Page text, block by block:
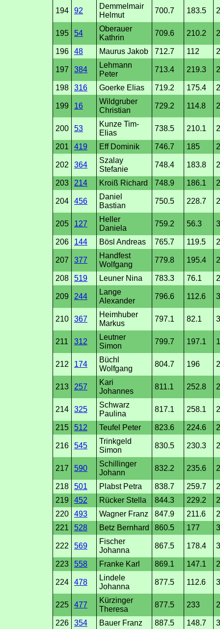
194 92
Demmelmair
Helmut
700.7 183.5
195 54
Oberauer
Kathrin
709.6 210.2
196 48 Maurus Jakob 712.7 112
197 384
Lehmann
Peter
713.4 219.3
198 316 Goerke Elias 719.2 175.4
199 16
Wildgruber
Christian
729.2 114.8
200 53
Kunze Tim-
Elias
738.5 210.1
201 419 Eff Dominik 746.7 185
202 364
Szalay
Stefanie
748.4 183.8
203 214 Kroiß Richard 748.9 186.1
204 456
Daniel
Bastian
750.5 228.7
205 127
Heller
Daniela
759.2 56.3
206 144 Bösl Andreas 765.7 119.5
207 377
Handfest
Wolfgang
779.8 195.4
208 519 Leuner Nina 783.3 76.1
209 244
Lange
Alexander
796.6 112.6
210 367
Heimhuber
Markus
797.1 82.1
211 312
Leutner
Simon
799.7 197.1
212 174
Büchl
Wolfgang
804.7 196
213 257
Kari
Johannes
811.1 252.8
214 325
Schwarz
Paulina
817.1 258.1
215 512 Teufel Peter 823.6 224.6
216 545
Trinkgeld
Simon
830.5 230.3
217 590
Schillinger
Johann
832.2 235.6
218 501 Plabst Petra 838.7 259.7
219
452 Rücker Stella 844.3 229.2
220
493 Wagner Franz 847.9 211.6
221
528 Betz Bernhard 860.5 177
222 569
Fischer
Johanna
867.5 178.4
223 558 Franke Karl 869.1 147.1
224 478
Lindele
Johanna
877.5 112.6
225 477
Kürzinger
Theresa
877.5 233
226 354 Bauer Franz 887.5 148.7